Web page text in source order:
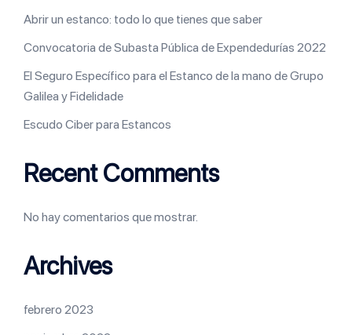
Abrir un estanco: todo lo que tienes que saber
Convocatoria de Subasta Pública de Expendedurías 2022
El Seguro Específico para el Estanco de la mano de Grupo
Galilea y Fidelidade
Escudo Ciber para Estancos
Recent Comments
No hay comentarios que mostrar.
Archives
febrero 2023